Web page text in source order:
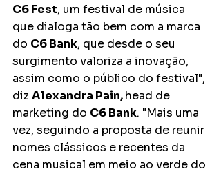
C6 Fest, um festival de música
que dialoga tão bem com a marca
do C6 Bank, que desde o seu
surgimento valoriza a inovação,
assim como o público do festival",
diz Alexandra Pain, head de
marketing do C6 Bank. "Mais uma
vez, seguindo a proposta de reunir
nomes clássicos e recentes da
cena musical em meio ao verde do